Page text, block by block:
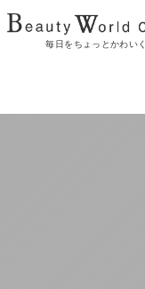
毎日をちょっとかわいく